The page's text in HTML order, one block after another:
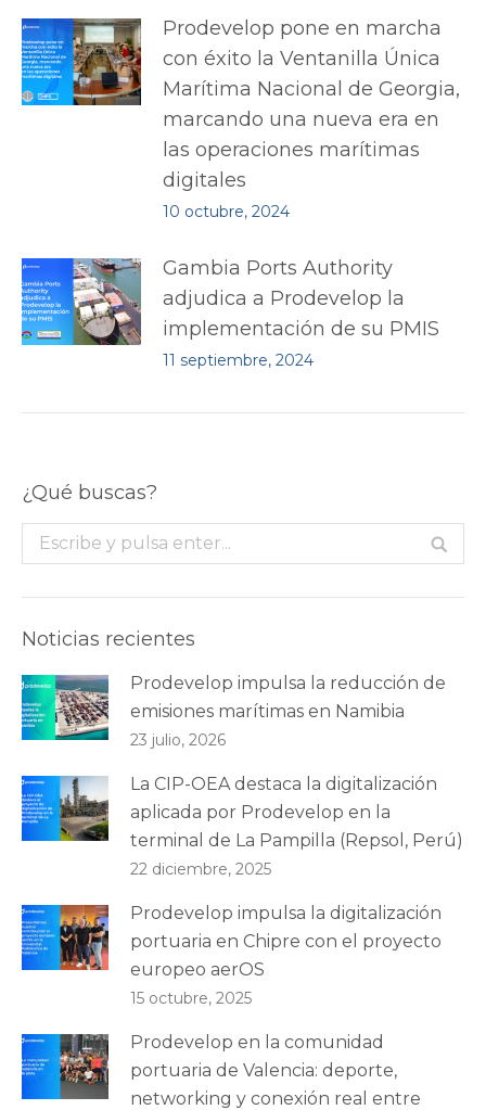
Prodevelop pone en marcha
con éxito la Ventanilla Única
Marítima Nacional de Georgia,
marcando una nueva era en
las operaciones marítimas
digitales
10 octubre, 2024
Gambia Ports Authority
adjudica a Prodevelop la
implementación de su PMIS
11 septiembre, 2024
¿Qué buscas?
Buscar:
Noticias recientes
Prodevelop impulsa la reducción de
emisiones marítimas en Namibia
23 julio, 2026
La CIP-OEA destaca la digitalización
aplicada por Prodevelop en la
terminal de La Pampilla (Repsol, Perú)
22 diciembre, 2025
Prodevelop impulsa la digitalización
portuaria en Chipre con el proyecto
europeo aerOS
15 octubre, 2025
Prodevelop en la comunidad
portuaria de Valencia: deporte,
networking y conexión real entre